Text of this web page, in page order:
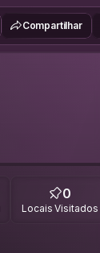
Compartilhar
0
Locais Visitados